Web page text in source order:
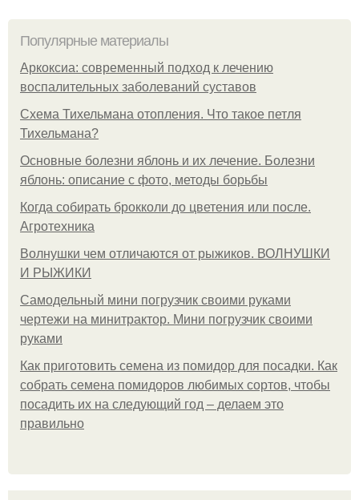
Популярные материалы
Аркоксиа: современный подход к лечению
воспалительных заболеваний суставов
Схема Тихельмана отопления. Что такое петля
Тихельмана?
Основные болезни яблонь и их лечение. Болезни
яблонь: описание с фото, методы борьбы
Когда собирать брокколи до цветения или после.
Агротехника
Волнушки чем отличаются от рыжиков. ВОЛНУШКИ
И РЫЖИКИ
Самодельный мини погрузчик своими руками
чертежи на минитрактор. Мини погрузчик своими
руками
Как приготовить семена из помидор для посадки. Как
собрать семена помидоров любимых сортов, чтобы
посадить их на следующий год – делаем это
правильно